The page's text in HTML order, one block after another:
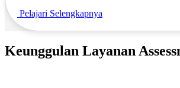
Pelajari Selengkapnya
Keunggulan Layanan